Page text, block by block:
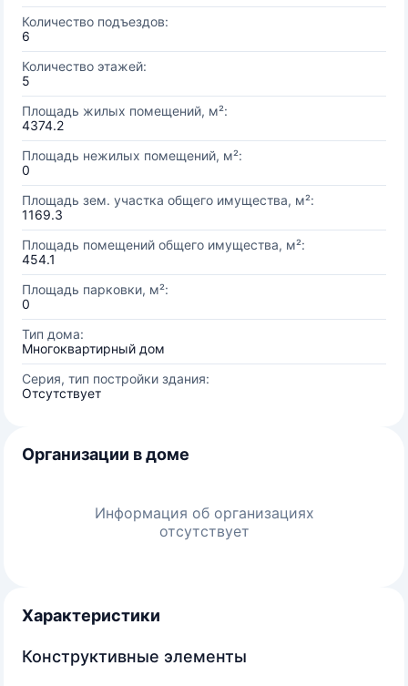
Количество подъездов:
6
Количество этажей:
5
Площадь жилых помещений, м²:
4374.2
Площадь нежилых помещений, м²:
0
Площадь зем. участка общего имущества, м²:
1169.3
Площадь помещений общего имущества, м²:
454.1
Площадь парковки, м²:
0
Тип дома:
Многоквартирный дом
Серия, тип постройки здания:
Отсутствует
Организации в доме
Информация об организациях
отсутствует
Характеристики
Конструктивные элементы